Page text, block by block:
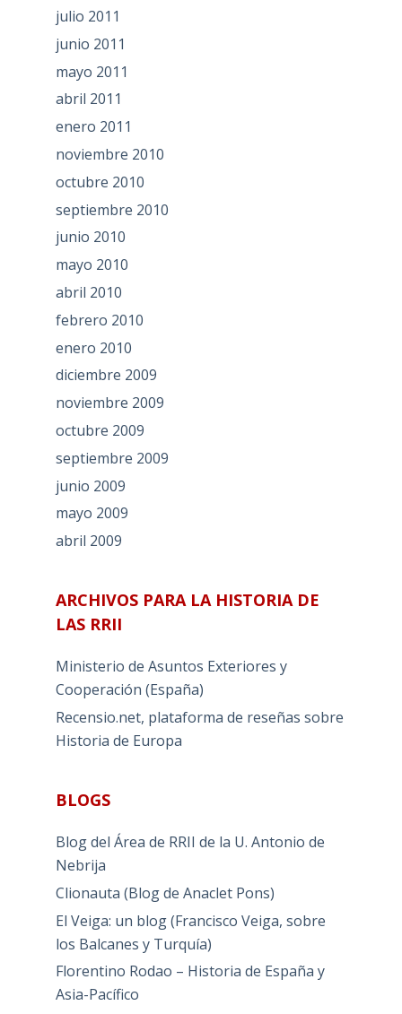
julio 2011
junio 2011
mayo 2011
abril 2011
enero 2011
noviembre 2010
octubre 2010
septiembre 2010
junio 2010
mayo 2010
abril 2010
febrero 2010
enero 2010
diciembre 2009
noviembre 2009
octubre 2009
septiembre 2009
junio 2009
mayo 2009
abril 2009
ARCHIVOS PARA LA HISTORIA DE
LAS RRII
Ministerio de Asuntos Exteriores y
Cooperación (España)
Recensio.net, plataforma de reseñas sobre
Historia de Europa
BLOGS
Blog del Área de RRII de la U. Antonio de
Nebrija
Clionauta (Blog de Anaclet Pons)
El Veiga: un blog (Francisco Veiga, sobre
los Balcanes y Turquía)
Florentino Rodao – Historia de España y
Asia-Pacífico